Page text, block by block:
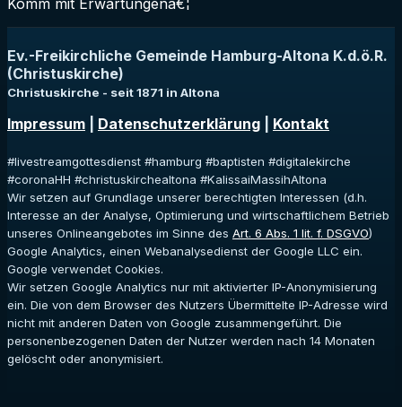
Ev.-Freikirchliche Gemeinde Hamburg-Altona K.d.ö.R.
(Christuskirche)
Christuskirche - seit 1871 in Altona
Impressum Datenschutzerklärung Kontakt
#livestreamgottesdienst #hamburg #baptisten #digitalekirche
#coronaHH #christuskirchealtona #KalissaiMassihAltona
Wir setzen auf Grundlage unserer berechtigten Interessen (d.h.
Interesse an der Analyse, Optimierung und wirtschaftlichem Betrieb
unseres Onlineangebotes im Sinne des Art. 6 Abs. 1 lit. f. DSGVO)
Google Analytics, einen Webanalysedienst der Google LLC ein.
Google verwendet Cookies.
Wir setzen Google Analytics nur mit aktivierter IP-Anonymisierung
ein. Die von dem Browser des Nutzers Übermittelte IP-Adresse wird
nicht mit anderen Daten von Google zusammengeführt. Die
personenbezogenen Daten der Nutzer werden nach 14 Monaten
gelöscht oder anonymisiert.